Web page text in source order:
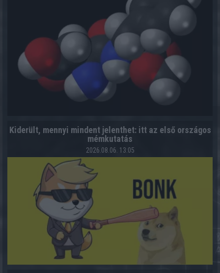
Kiderült, mennyi mindent jelenthet: itt az első országos
mémkutatás
2026.08.06. 13:05